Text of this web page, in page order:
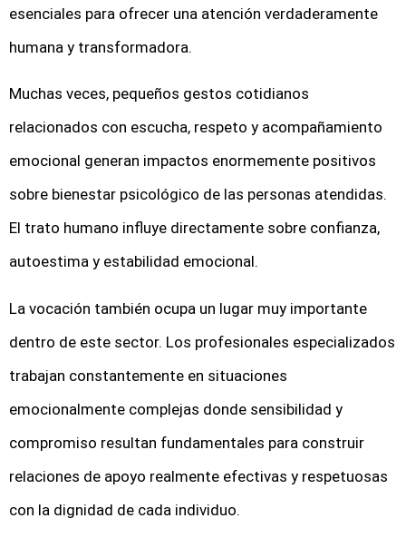
esenciales para ofrecer una atención verdaderamente
humana y transformadora.
Muchas veces, pequeños gestos cotidianos
relacionados con escucha, respeto y acompañamiento
emocional generan impactos enormemente positivos
sobre bienestar psicológico de las personas atendidas.
El trato humano influye directamente sobre confianza,
autoestima y estabilidad emocional.
La vocación también ocupa un lugar muy importante
dentro de este sector. Los profesionales especializados
trabajan constantemente en situaciones
emocionalmente complejas donde sensibilidad y
compromiso resultan fundamentales para construir
relaciones de apoyo realmente efectivas y respetuosas
con la dignidad de cada individuo.